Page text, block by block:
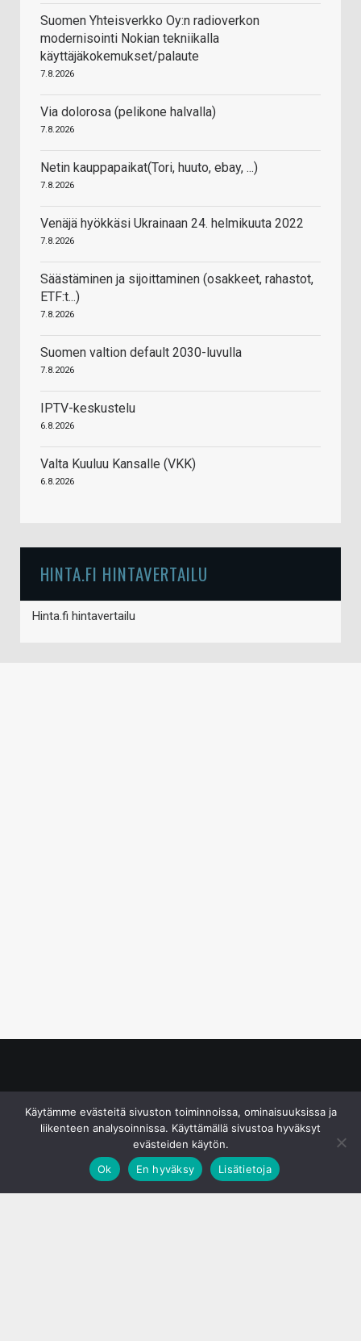
Suomen Yhteisverkko Oy:n radioverkon
modernisointi Nokian tekniikalla
käyttäjäkokemukset/palaute
7.8.2026
Via dolorosa (pelikone halvalla)
7.8.2026
Netin kauppapaikat(Tori, huuto, ebay, ...)
7.8.2026
Venäjä hyökkäsi Ukrainaan 24. helmikuuta 2022
7.8.2026
Säästäminen ja sijoittaminen (osakkeet, rahastot,
ETF:t...)
7.8.2026
Suomen valtion default 2030-luvulla
7.8.2026
IPTV-keskustelu
6.8.2026
Valta Kuuluu Kansalle (VKK)
6.8.2026
HINTA.FI HINTAVERTAILU
Hinta.fi hintavertailu
Käytämme evästeitä sivuston toiminnoissa, ominaisuuksissa ja
liikenteen analysoinnissa. Käyttämällä sivustoa hyväksyt
evästeiden käytön.
Ok
En hyväksy Lisätietoja